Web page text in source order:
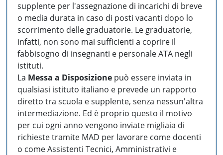
supplente per l'assegnazione di incarichi di breve
o media durata in caso di posti vacanti dopo lo
scorrimento delle graduatorie. Le graduatorie,
infatti, non sono mai sufficienti a coprire il
fabbisogno di insegnanti e personale ATA negli
istituti.
La Messa a Disposizione può essere inviata in
qualsiasi istituto italiano e prevede un rapporto
diretto tra scuola e supplente, senza nessun'altra
intermediazione. Ed è proprio questo il motivo
per cui ogni anno vengono inviate migliaia di
richieste tramite MAD per lavorare come docenti
o come Assistenti Tecnici, Amministrativi e